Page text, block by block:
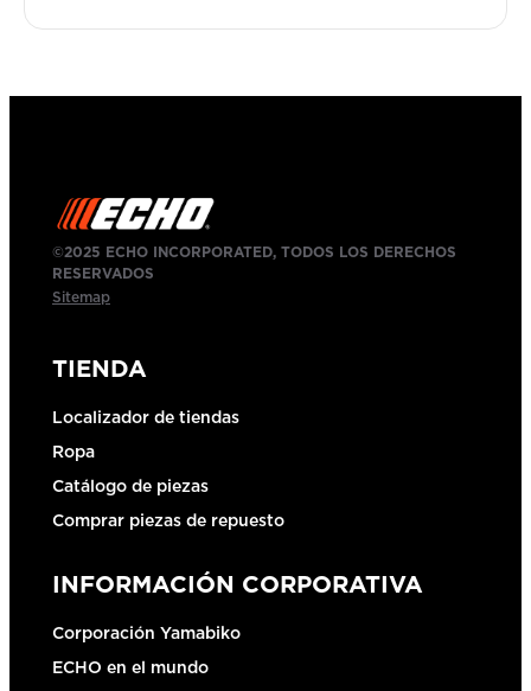
©2025 ECHO INCORPORATED, TODOS LOS DERECHOS
RESERVADOS
Sitemap
TIENDA
Localizador de tiendas
Ropa
Catálogo de piezas
Comprar piezas de repuesto
INFORMACIÓN CORPORATIVA
Corporación Yamabiko
ECHO en el mundo